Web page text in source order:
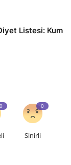
Listesi: Kum
0 0
Sinirli